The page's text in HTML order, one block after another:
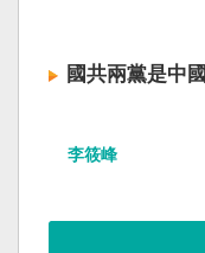
國共兩黨是中
李筱峰